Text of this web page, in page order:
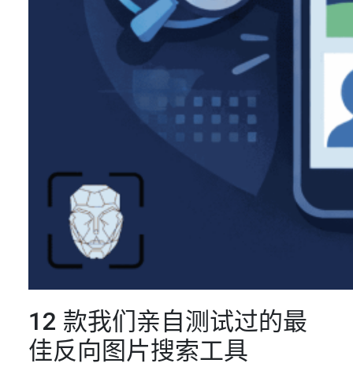
12 款我们亲自测试过的最
佳反向图片搜索工具